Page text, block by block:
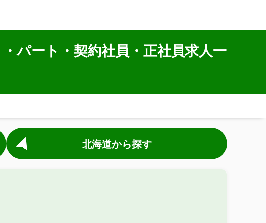
パート・契約社員・正社員求人一
北海道から探す